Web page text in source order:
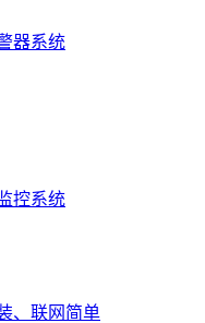
器系统
控系统
、联网简单